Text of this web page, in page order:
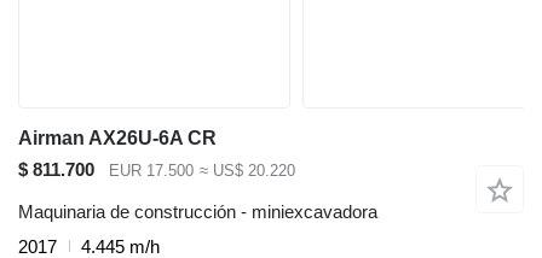
Airman AX26U-6A CR
$ 811.700
EUR 17.500 ≈ US$ 20.220
Maquinaria de construcción - miniexcavadora
2017
4.445 m/h